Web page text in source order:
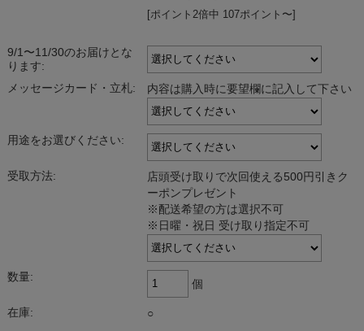
[ポイント2倍中 107ポイント〜]
9/1〜11/30のお届けとな
ります:
メッセージカード・立札:
内容は購入時に要望欄に記入して下さい
用途をお選びください:
受取方法:
店頭受け取りで次回使える500円引きク
ーポンプレゼント
※配送希望の方は選択不可
※日曜・祝日 受け取り指定不可
数量:
個
在庫: ○